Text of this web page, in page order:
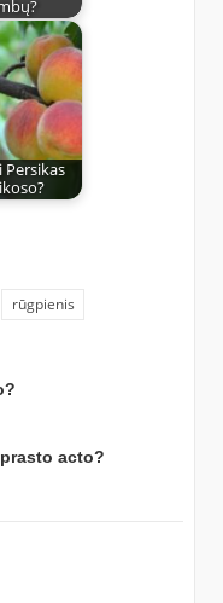
Persikas
rūgpienis
acto?